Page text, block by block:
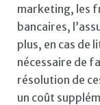
marketing, les
bancaires,
plus, en cas de
nécessaire de
résolution de
un coût